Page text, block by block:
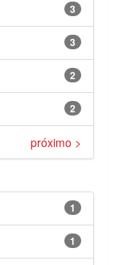
3
3
2
2
próximo >
1
1